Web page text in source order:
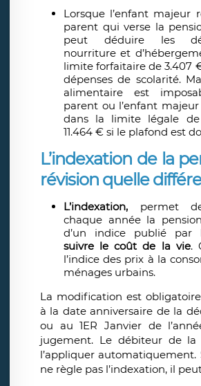
Lorsque l’enfant majeur
parent qui verse la
peut déduire les
nourriture et
limite forfaitaire de 3.407
dépenses de scolarité.
alimentaire est
parent ou l’enfant
dans la limite légale
11.464 € si le plafond est
L’indexation de la
révision quelle
L’indexation, permet
chaque année la
d’un indice publié par
suivre le coût de la vie.
l’indice des prix à la
ménages urbains.
La modification est
à la date anniversaire de la
ou au 1ER Janvier de
jugement. Le débiteur de la
l’appliquer automatiquement.
ne règle pas l’indexation, il